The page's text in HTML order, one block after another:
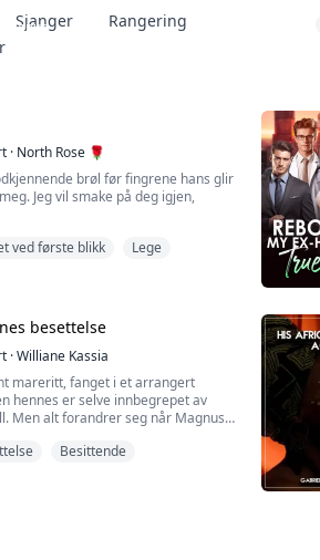
Sjanger
Rangering
Bonus
· North Rose 🌹
brøl før fingrene hans glir
Jeg vil smake på deg igjen,
hva han har tenkt å gjøre, synker
...
ved første blikk Lege
besettelse
·Williane Kassia
mareritt, fanget i et arrangert
hennes er selve innbegrepet av
Men alt forandrer seg når Magnus,
hennes liv. Splittet mellom
Besittende